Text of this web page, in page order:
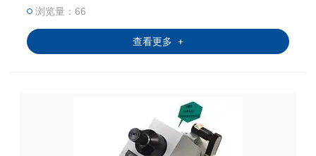
标准化的检测解决方案，能够充分适配科研院校实验研究、
生产企业成品质检、原材料入库筛查、产品配方研发等多元
化工作场景。
浏览量：66
查看更多 +